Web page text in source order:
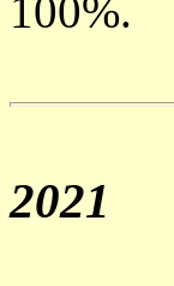
100%.
2021